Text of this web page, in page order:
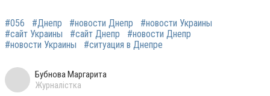
#056 #Днепр #новости Днепр
#новости Украины
#сайт Украины
#сайт Днепр
#новости Днепр
#новости Украины
#ситуация в Днепре
Бубнова Маргарита
Журналістка